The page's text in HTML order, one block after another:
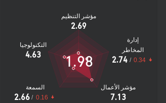
مؤشر التنظيم
2.69
التكنولوجيا
4.63
السمعة
2.66 / 0.16
مؤشر الأعمال
7.13
إدارة
المخاطر
2.74 / 0.34
1.98